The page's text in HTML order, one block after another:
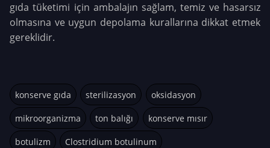
gıda tüketimi için ambalajın sağlam, temiz ve hasarsız
olmasına ve uygun depolama kurallarına dikkat etmek
gereklidir.
konserve gıda sterilizasyon oksidasyon
mikroorganizma ton balığı konserve mısır
botulizm Clostridium botulinum